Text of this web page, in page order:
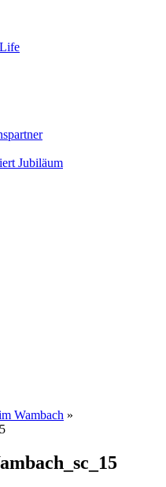
Jubiläum
Wambach »